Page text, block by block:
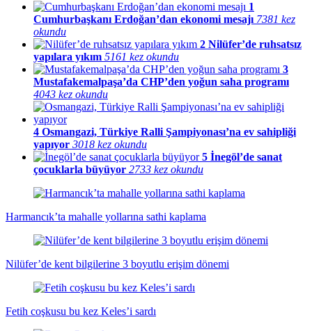
1
Cumhurbaşkanı Erdoğan’dan ekonomi mesajı 7381 kez
okundu
2 Nilüfer’de ruhsatsız
yapılara yıkım 5161 kez okundu
3
Mustafakemalpaşa’da CHP’den yoğun saha programı
4043 kez okundu
4 Osmangazi, Türkiye Ralli Şampiyonası’na ev sahipliği
yapıyor 3018 kez okundu
5 İnegöl’de sanat
çocuklarla büyüyor 2733 kez okundu
Harmancık’ta mahalle yollarına sathi kaplama
Nilüfer’de kent bilgilerine 3 boyutlu erişim dönemi
Fetih coşkusu bu kez Keles’i sardı